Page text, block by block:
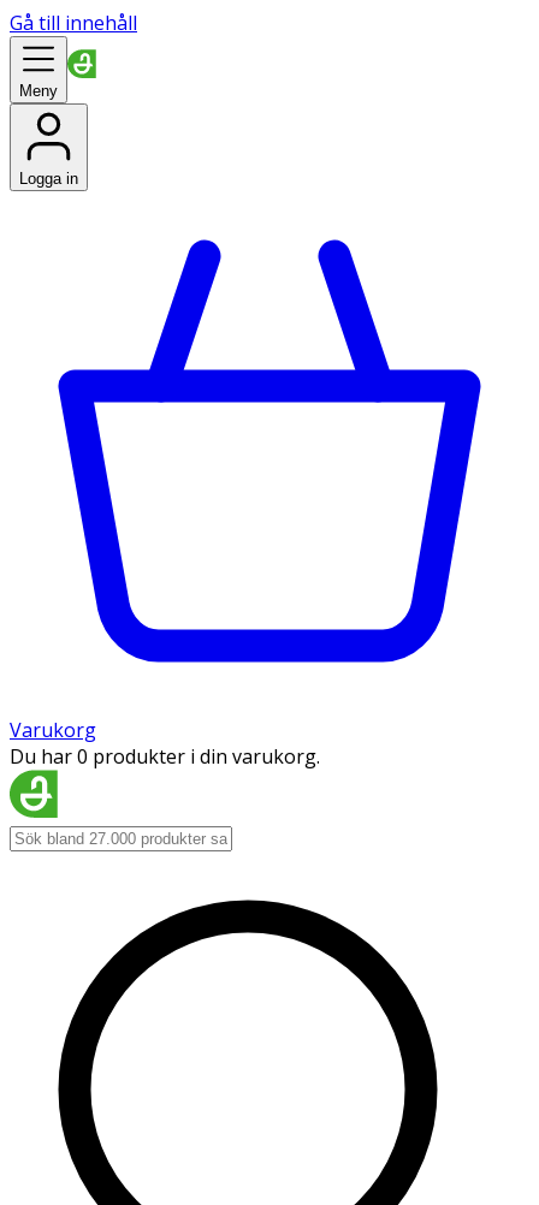
Gå till innehåll
Meny
Logga in
Varukorg
Du har 0 produkter i din varukorg.